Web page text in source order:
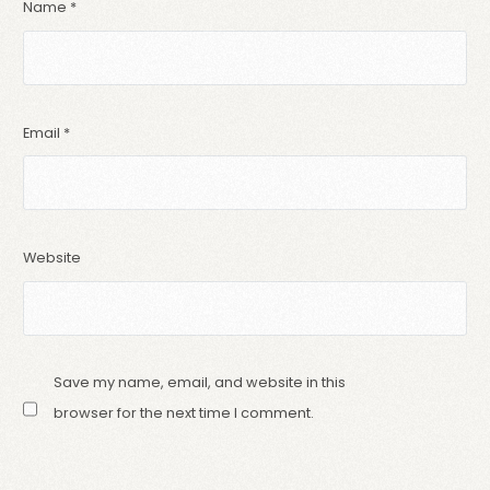
Name *
Email *
Website
Save my name, email, and website in this
browser for the next time I comment.